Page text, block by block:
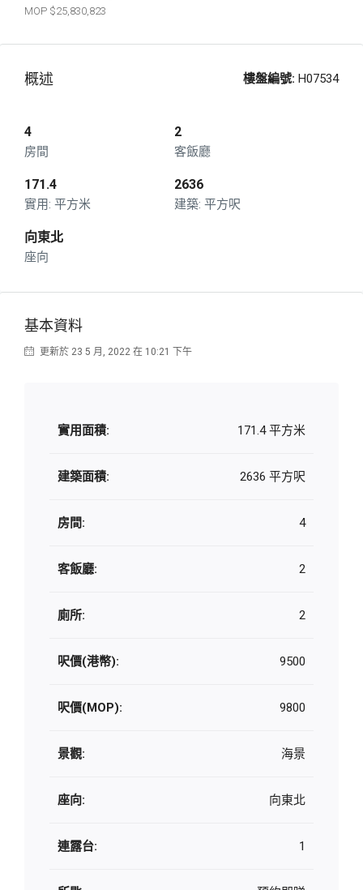
$25,830,823
概述 樓盤編號: H07534
4
房間
2
客飯廳
171.4
平方米
2636
平方呎
向東北
座向
基本資料
更新於 23 5 月, 2022 在 10:21 下午
實用面積: 171.4 平方米
建築面積: 2636 平方呎
房間: 4
客飯廳: 2
廁所: 2
呎價(港幣): 9500
呎價(MOP): 9800
景觀: 海景
座向: 向東北
連露台: 1